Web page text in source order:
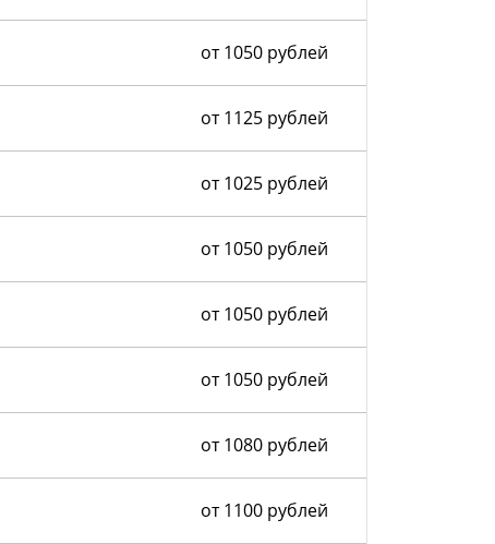
от 1050 рублей
от 1125 рублей
от 1025 рублей
от 1050 рублей
от 1050 рублей
от 1050 рублей
от 1080 рублей
от 1100 рублей